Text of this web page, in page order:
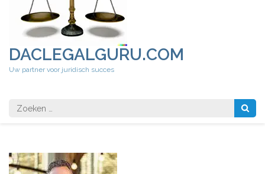
DACLEGALGURU.COM
Uw partner voor juridisch succes
Zoeken
naar: